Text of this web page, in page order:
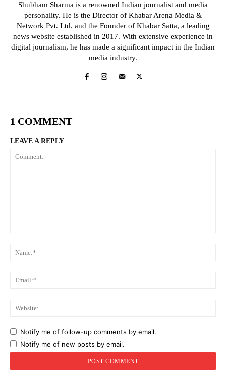
Shubham Sharma is a renowned Indian journalist and media
personality. He is the Director of Khabar Arena Media &
Network Pvt. Ltd. and the Founder of Khabar Satta, a leading
news website established in 2017. With extensive experience in
digital journalism, he has made a significant impact in the Indian
media industry.
1 COMMENT
LEAVE A REPLY
Notify me of follow-up comments by email.
Notify me of new posts by email.